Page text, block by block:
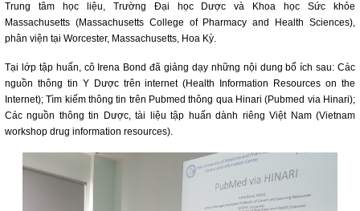
Trung tâm học liệu, Trường Đại học Dược và Khoa học Sức khỏe
Massachusetts (Massachusetts College of Pharmacy and Health Sciences),
phân viện tại Worcester, Massachusetts, Hoa Kỳ.
Tại lớp tập huấn, cô Irena Bond đã giảng dạy những nội dung bổ ích sau: Các
nguồn thông tin Y Dược trên internet (Health Information Resources on the
Internet); Tìm kiếm thông tin trên Pubmed thông qua Hinari (Pubmed via Hinari);
Các nguồn thông tin Dược, tài liệu tập huấn dành riêng Việt Nam (Vietnam
workshop drug information resources).